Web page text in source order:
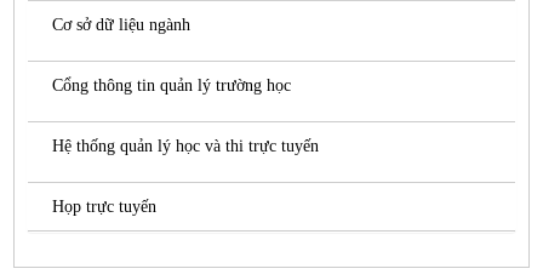
Cơ sở dữ liệu ngành
Cổng thông tin quản lý trường học
Hệ thống quản lý học và thi trực tuyến
Họp trực tuyến